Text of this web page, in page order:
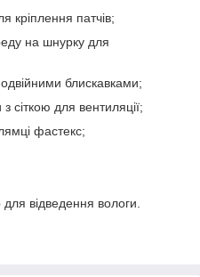
кріплення патчів;
на шнурку для
блискавками;
сіткою для вентиляції;
фастекс;
відведення вологи.